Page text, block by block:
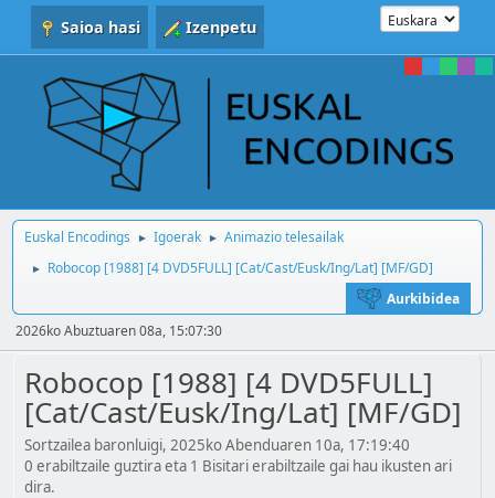
Saioa hasi Izenpetu
Euskal Encodings ► Igoerak ► Animazio telesailak
►
Robocop [1988] [4 DVD5FULL] [Cat/Cast/Eusk/Ing/Lat] [MF/GD]
Aurkibidea
2026ko Abuztuaren 08a, 15:07:30
Robocop [1988] [4 DVD5FULL]
[Cat/Cast/Eusk/Ing/Lat] [MF/GD]
Sortzailea baronluigi, 2025ko Abenduaren 10a, 17:19:40
0 erabiltzaile guztira eta 1 Bisitari erabiltzaile gai hau ikusten ari
dira.